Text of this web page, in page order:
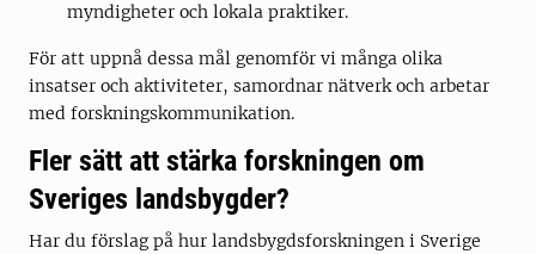
myndigheter och lokala praktiker.
För att uppnå dessa mål genomför vi många olika
insatser och aktiviteter, samordnar nätverk och arbetar
med forskningskommunikation.
Fler sätt att stärka forskningen om
Sveriges landsbygder?
Har du förslag på hur landsbygdsforskningen i Sverige